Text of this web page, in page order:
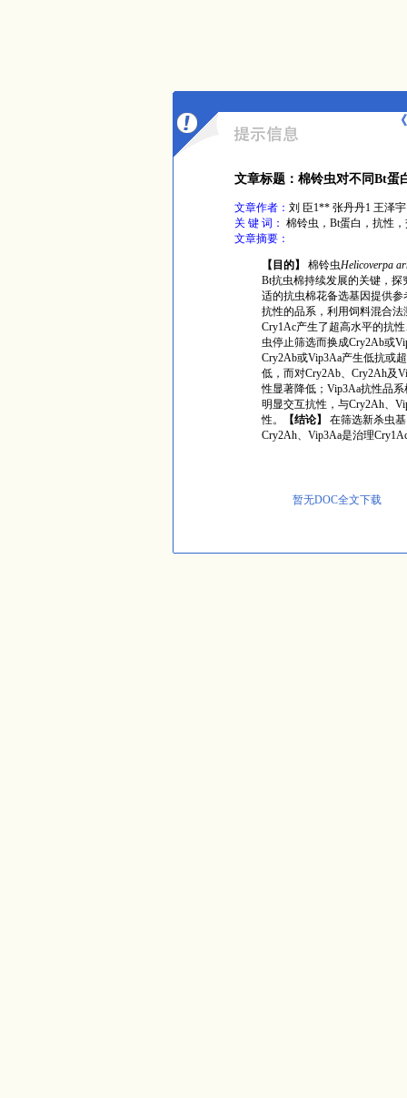
文章标题：棉铃虫对不同Bt蛋
文章作者： 刘 臣1** 张丹丹1 王泽
关 键 词： 棉铃虫，Bt蛋白，抗性
文章摘要：
【目的】 棉铃虫Helicoverpa
Bt抗虫棉持续发展的关键，探
适的抗虫棉花备选基因提供参
抗性的品系，利用饲料混合
Cry1Ac产生了超高水平的抗
虫停止筛选而换成Cry2Ab或
Cry2Ab或Vip3Aa产生低抗或
低，而对Cry2Ab、Cry2Ah及
性显著降低；Vip3Aa抗性品
明显交互抗性，与Cry2Ah、
性。
【结论】
在筛选新杀虫
Cry2Ah、Vip3Aa是治理
暂无DOC全文下载